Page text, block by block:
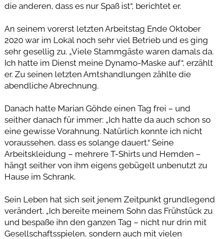
die anderen, dass es nur Spaß ist“, berichtet er.
An seinem vorerst letzten Arbeitstag Ende Oktober
2020 war im Lokal noch sehr viel Betrieb und es ging
sehr gesellig zu. „Viele Stammgäste waren damals da.
Ich hatte im Dienst meine Dynamo-Maske auf“, erzählt
er. Zu seinen letzten Amtshandlungen zählte die
abendliche Abrechnung.
Danach hatte Marian Göhde einen Tag frei – und
seither danach für immer: „Ich hatte da auch schon so
eine gewisse Vorahnung. Natürlich konnte ich nicht
voraussehen, dass es solange dauert.“ Seine
Arbeitskleidung – mehrere T-Shirts und Hemden –
hängt seither von ihm eigens gebügelt unbenutzt zu
Hause im Schrank.
Sein Leben hat sich seit jenem Zeitpunkt grundlegend
verändert. „Ich bereite meinem Sohn das Frühstück zu
und bespaße ihn den ganzen Tag – nicht nur drin mit
Gesellschaftsspielen, sondern auch mit vielen